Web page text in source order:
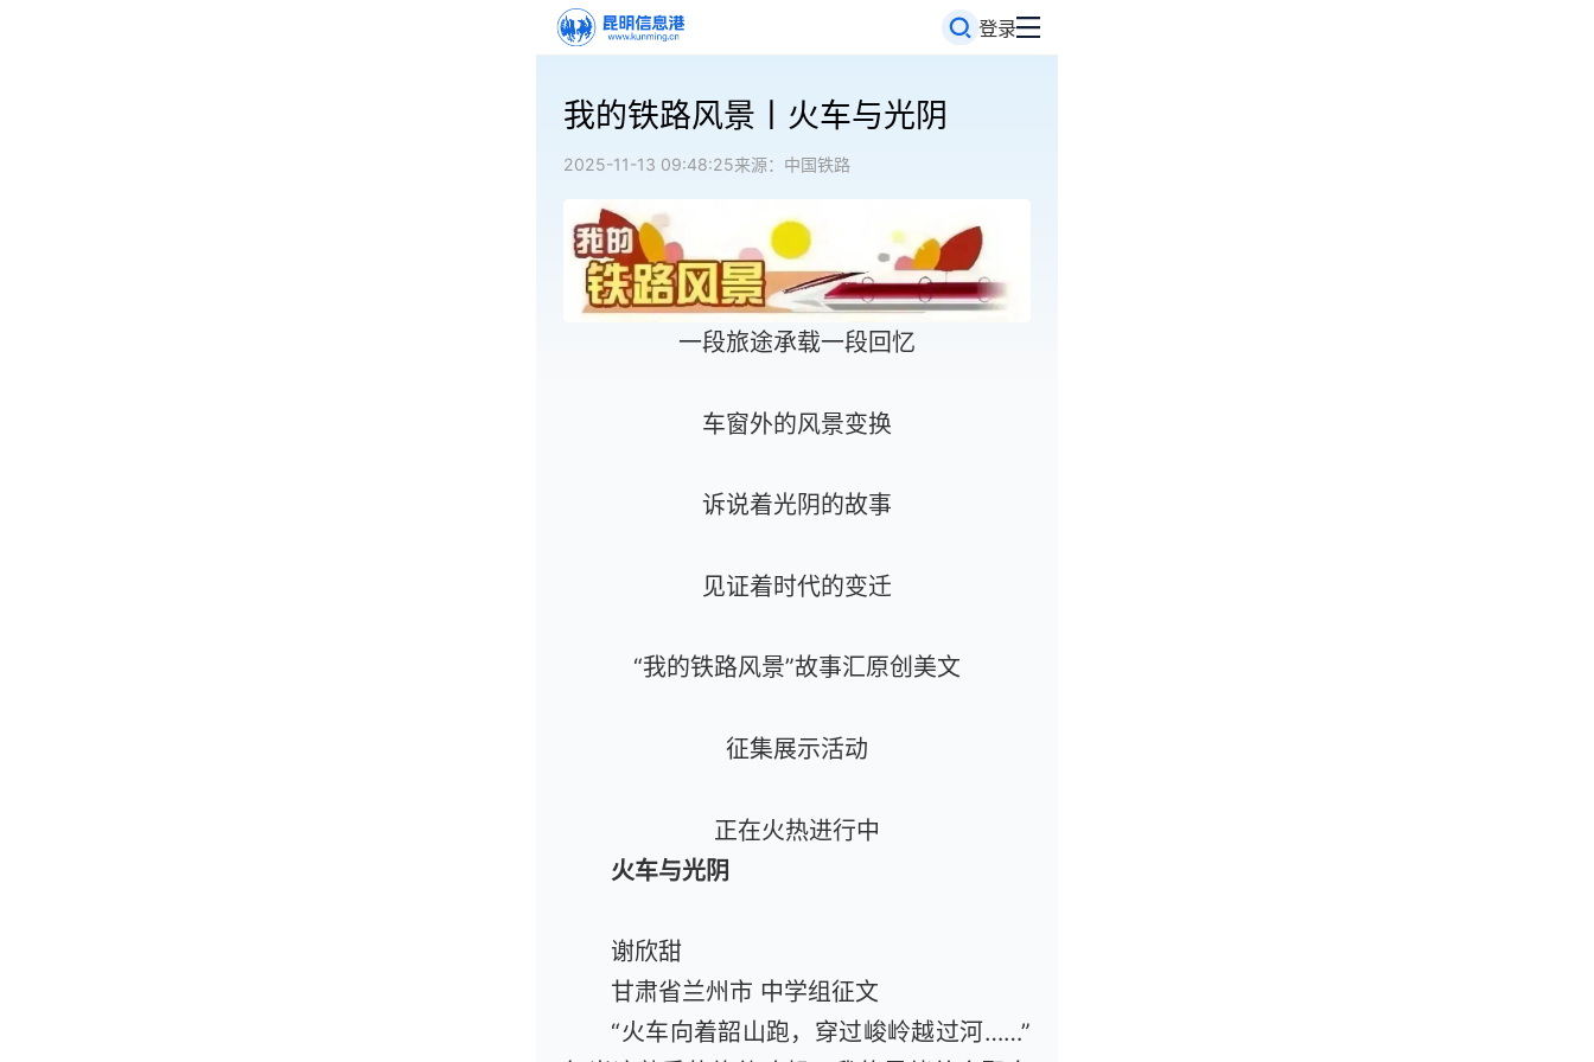
登录
我的铁路风景丨火车与光阴
2025-11-13 09:48:25来源：中国铁路
一段旅途承载一段回忆
车窗外的风景变换
诉说着光阴的故事
见证着时代的变迁
“我的铁路风景”故事汇原创美文
征集展示活动
正在火热进行中
火车与光阴
谢欣甜
甘肃省兰州市 中学组征文
“火车向着韶山跑，穿过峻岭越过河……”